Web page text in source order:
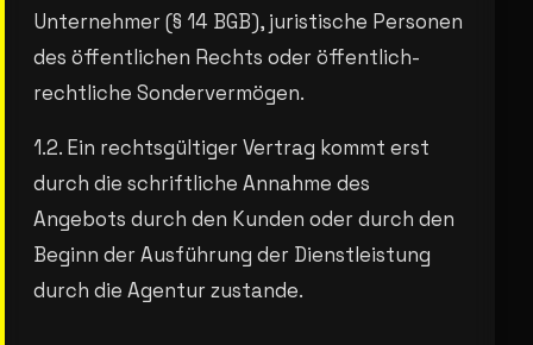
Unternehmer (§ 14 BGB), juristische Personen
des öffentlichen Rechts oder öffentlich-
rechtliche Sondervermögen.
1.2. Ein rechtsgültiger Vertrag kommt erst
durch die schriftliche Annahme des
Angebots durch den Kunden oder durch den
Beginn der Ausführung der Dienstleistung
durch die Agentur zustande.